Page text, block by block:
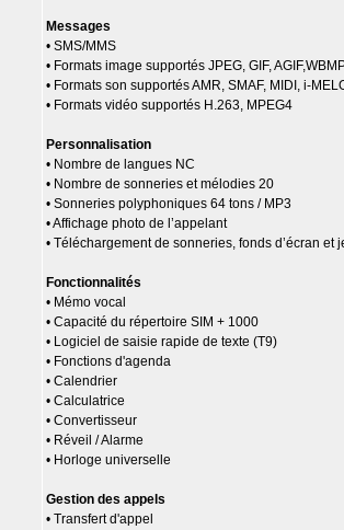
Messages
• SMS/MMS
• Formats image supportés JPEG, GIF,
• Formats son supportés AMR, SMAF, MIDI, i-
• Formats vidéo supportés H.263, MPEG4
Personnalisation
• Nombre de langues NC
• Nombre de sonneries et mélodies 20
• Sonneries polyphoniques 64 tons / MP3
• Affichage photo de l’appelant
• Téléchargement de sonneries, fonds d’écran et
Fonctionnalités
• Mémo vocal
• Capacité du répertoire SIM + 1000
• Logiciel de saisie rapide de texte (T9)
• Fonctions d'agenda
• Calendrier
• Calculatrice
• Convertisseur
• Réveil / Alarme
• Horloge universelle
Gestion des appels
• Transfert d'appel